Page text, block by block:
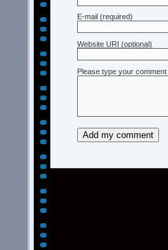
E-mail (required)
Website URI (optional)
Please type your